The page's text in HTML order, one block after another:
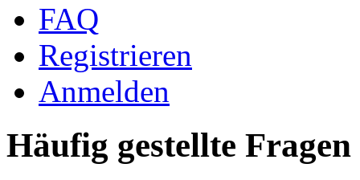
FAQ
Registrieren
Anmelden
Häufig gestellte Fragen